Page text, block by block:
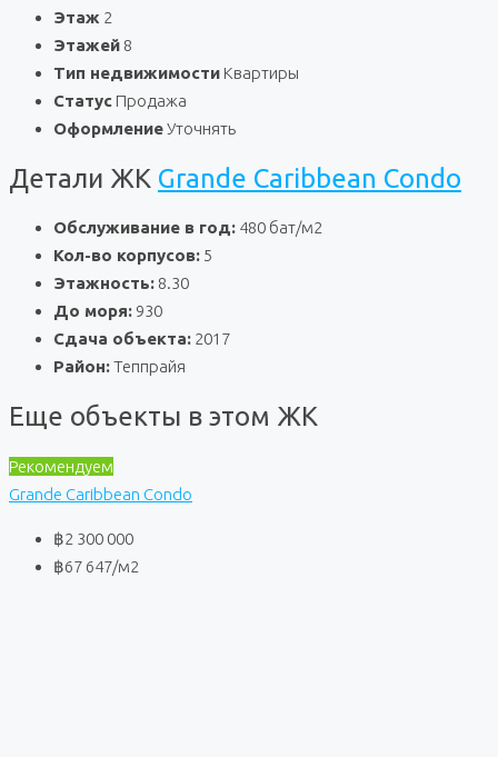
Этаж 2
Этажей 8
Тип недвижимости Квартиры
Статус Продажа
ОформлениеУточнять
Детали ЖК Grande Caribbean Condo
Обслуживание в год: 480 бат/м2
Кол-во корпусов: 5
Этажность: 8.30
До моря: 930
Сдача объекта: 2017
Район:Теппрайя
Еще объекты в этом ЖК
Рекомендуем
Grande Caribbean Condo
฿2 300 000
฿67 647/м2